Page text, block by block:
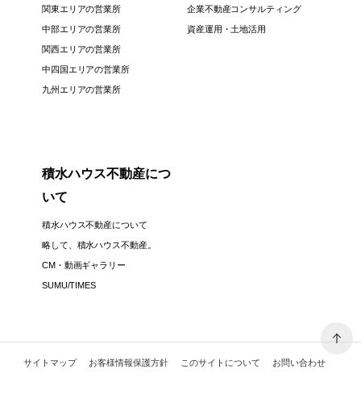
関東エリアの営業所
中部エリアの営業所
関西エリアの営業所
中四国エリアの営業所
九州エリアの営業所
企業不動産コンサルティング
資産運用・土地活用
積水ハウス不動産につ
いて
積水ハウス不動産について
略して、積水ハウス不動産。
CM・動画ギャラリー
SUMU/TIMES
サイトマップ お客様情報保護方針 このサイトについて お問い合わせ